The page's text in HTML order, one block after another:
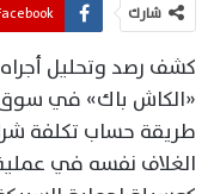
شارك
كشف رصد وتحليل
«الكاش باك» في سوق
طريقة حساب تكلفة
الغلاف نفسه في عملية